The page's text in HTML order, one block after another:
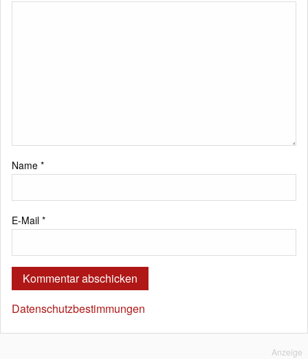
Name *
E-Mail *
Datenschutzbestimmungen
Anzeige